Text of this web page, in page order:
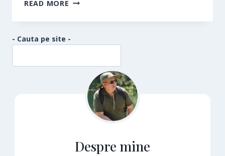
READ MORE
DENSUS
NICOLAE”
- Cauta pe site -
Despre mine